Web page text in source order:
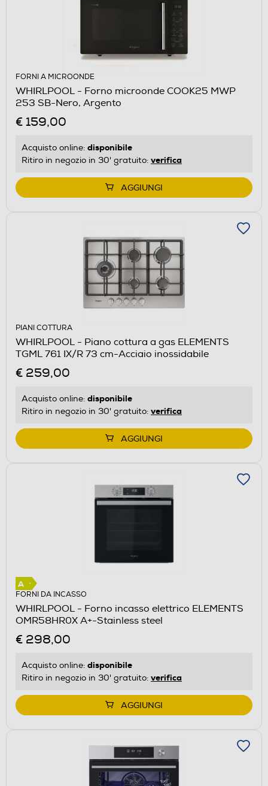
FORNI A MICROONDE
WHIRLPOOL - Forno microonde COOK25 MWP
253 SB-Nero, Argento
€ 159,00
Acquisto online: disponibile
Ritiro in negozio in 30' gratuito: verifica
AGGIUNGI
PIANI COTTURA
WHIRLPOOL - Piano cottura a gas ELEMENTS
TGML 761 IX/R 73 cm-Acciaio inossidabile
€ 259,00
Acquisto online: disponibile
Ritiro in negozio in 30' gratuito: verifica
AGGIUNGI
FORNI DA INCASSO
WHIRLPOOL - Forno incasso elettrico ELEMENTS
OMR58HR0X A+-Stainless steel
€ 298,00
Acquisto online: disponibile
Ritiro in negozio in 30' gratuito: verifica
AGGIUNGI